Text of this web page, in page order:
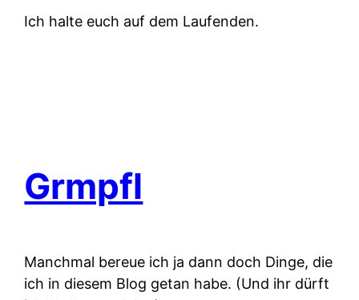
Ich halte euch auf dem Laufenden.
Grmpfl
Manchmal bereue ich ja dann doch Dinge, die
ich in diesem Blog getan habe. (Und ihr dürft